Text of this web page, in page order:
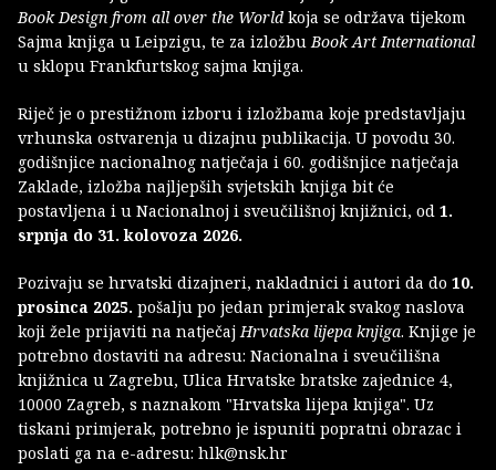
Book Design from all over the World koja se održava tijekom
Sajma knjiga u Leipzigu, te za izložbuBook Art International
u sklopu Frankfurtskog sajma knjiga.
Riječ je o prestižnom izboru i izložbama koje predstavljaju
vrhunska ostvarenja u dizajnu publikacija. U povodu 30.
godišnjice nacionalnog natječaja i 60. godišnjice natječaja
Zaklade, izložba najljepših svjetskih knjiga bit će
postavljena i u Nacionalnoj i sveučilišnoj knjižnici, od 1.
srpnja do 31. kolovoza 2026.
Pozivaju se hrvatski dizajneri, nakladnici i autori da do 10.
prosinca 2025. pošalju po jedan primjerak svakog naslova
koji žele prijaviti na natječajHrvatska lijepa knjiga. Knjige je
potrebno dostaviti na adresu: Nacionalna i sveučilišna
knjižnica u Zagrebu, Ulica Hrvatske bratske zajednice 4,
10000 Zagreb, s naznakom "Hrvatska lijepa knjiga". Uz
tiskani primjerak, potrebno je ispuniti popratni obrazac i
poslati ga na e-adresu: hlk@nsk.hr